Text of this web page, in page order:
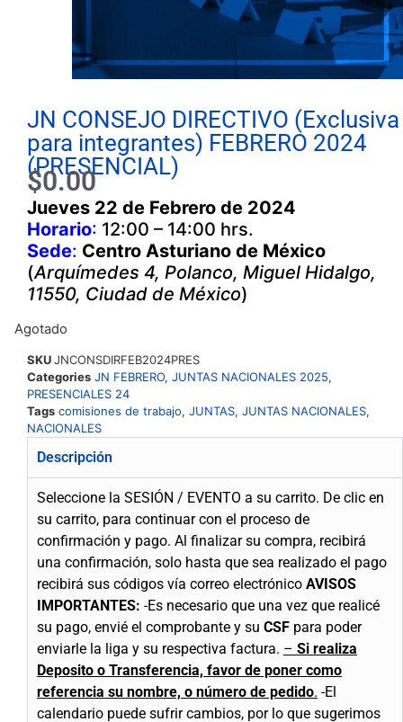
JN CONSEJO DIRECTIVO (Exclusiva
para integrantes) FEBRERO 2024
(PRESENCIAL)
$0.00
Jueves 22 de Febrero de 2024
Horario: 12:00 – 14:00 hrs.
Sede: Centro Asturiano de México
(Arquímedes 4, Polanco, Miguel Hidalgo,
11550, Ciudad de México)
Agotado
SKUJNCONSDIRFEB2024PRES
Categories JN FEBRERO, JUNTAS NACIONALES 2025,
PRESENCIALES 24
Tags comisiones de trabajo, JUNTAS, JUNTAS NACIONALES,
NACIONALES
Descripción
Seleccione la SESIÓN / EVENTO a su carrito. De clic en
su carrito, para continuar con el proceso de
confirmación y pago. Al finalizar su compra, recibirá
una confirmación, solo hasta que sea realizado el pago
recibirá sus códigos vía correo electrónico AVISOS
IMPORTANTES: -Es necesario que una vez que realicé
su pago, envié el comprobante y su CSF para poder
enviarle la liga y su respectiva factura. – Si realiza
Deposito o Transferencia, favor de poner como
referencia su nombre, o número de pedido. -El
calendario puede sufrir cambios, por lo que sugerimos